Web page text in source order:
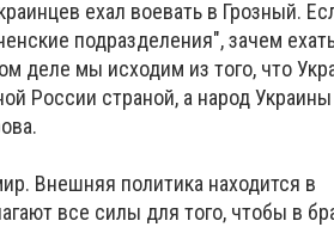
ехал воевать в Грозный.
подразделения", зачем
деле мы исходим из того, что
России страной, а народ
Внешняя политика находится в
все силы для того, чтобы в